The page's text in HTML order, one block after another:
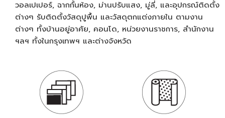
วอลเปเปอร์, ฉากกั้นห้อง, ม่านปรับแสง, มู่ลี่, และอุปกรณ์ติดตั้ง
ต่างๆ รับติดตั้งวัสดุปูพื้น และวัสดุตกแต่งภายใน ตามงาน
ต่างๆ ทั้งบ้านอยู่อาศัย, คอนโด, หน่วยงานราชการ, สำนักงาน
ฯลฯ ทั้งในกรุงเทพฯ และต่างจังหวัด